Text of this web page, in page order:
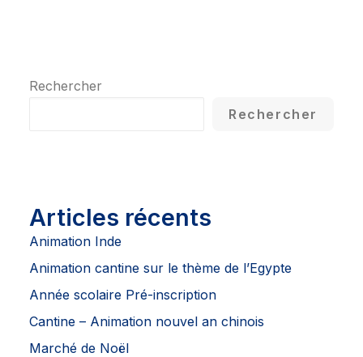
Rechercher
Rechercher
Articles récents
Animation Inde
Animation cantine sur le thème de l’Egypte
Année scolaire Pré-inscription
Cantine – Animation nouvel an chinois
Marché de Noël